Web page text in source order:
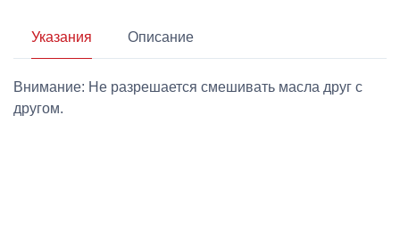
Указания Описание
Внимание: Не разрешается смешивать масла друг с
другом.